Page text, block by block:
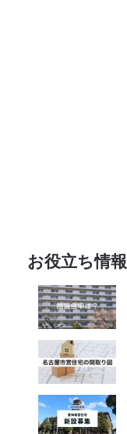
お役立ち情報